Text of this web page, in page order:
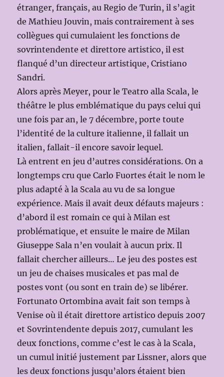
étranger, français, au Regio de Turin, il s’agit
de Mathieu Jouvin, mais contrairement à ses
collègues qui cumulaient les fonctions de
sovrintendente et direttore artistico, il est
flanqué d’un directeur artistique, Cristiano
Sandri.
Alors après Meyer, pour le Teatro alla Scala, le
théâtre le plus emblématique du pays celui qui
une fois par an, le 7 décembre, porte toute
l’identité de la culture italienne, il fallait un
italien, fallait-il encore savoir lequel.
Là entrent en jeu d’autres considérations. On a
longtemps cru que Carlo Fuortes était le nom le
plus adapté à la Scala au vu de sa longue
expérience. Mais il avait deux défauts majeurs :
d’abord il est romain ce qui à Milan est
problématique, et ensuite le maire de Milan
Giuseppe Sala n’en voulait à aucun prix. Il
fallait chercher ailleurs… Le jeu des postes est
un jeu de chaises musicales et pas mal de
postes vont (ou sont en train de) se libérer.
Fortunato Ortombina avait fait son temps à
Venise où il était direttore artistico depuis 2007
et Sovrintendente depuis 2017, cumulant les
deux fonctions, comme c’est le cas à la Scala,
un cumul initié justement par Lissner, alors que
les deux fonctions jusqu’alors étaient bien